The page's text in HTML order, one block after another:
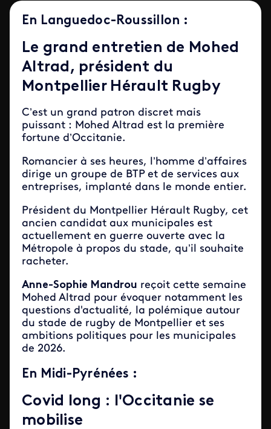
En Languedoc-Roussillon :
Le grand entretien de Mohed
Altrad, président du
Montpellier Hérault Rugby
C’est un grand patron discret mais
puissant : Mohed Altrad est la première
fortune d’Occitanie.
Romancier à ses heures, l’homme d’affaires
dirige un groupe de BTP et de services aux
entreprises, implanté dans le monde entier.
Président du Montpellier Hérault Rugby, cet
ancien candidat aux municipales est
actuellement en guerre ouverte avec la
Métropole à propos du stade, qu’il souhaite
racheter.
Anne-Sophie Mandrou reçoit cette semaine
Mohed Altrad pour évoquer notamment les
questions d'actualité, la polémique autour
du stade de rugby de Montpellier et ses
ambitions politiques pour les municipales
de 2026.
En Midi-Pyrénées :
Covid long : l'Occitanie se
mobilise